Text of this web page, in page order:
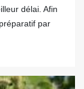
délai. Afin
par